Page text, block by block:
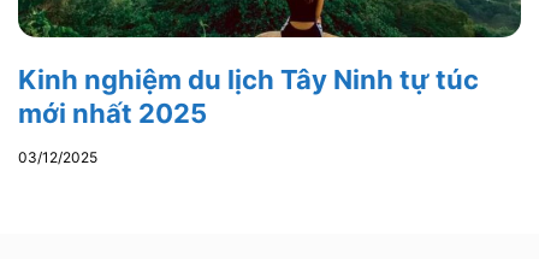
Kinh nghiệm du lịch Tây Ninh tự túc
mới nhất 2025
03/12/2025